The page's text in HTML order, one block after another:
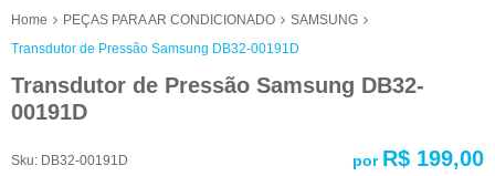
Home PEÇAS PARA AR CONDICIONADO
SAMSUNG
Transdutor de Pressão Samsung DB32-00191D
Transdutor de Pressão Samsung DB32-
00191D
Sku: DB32-00191D
por R$ 199,00